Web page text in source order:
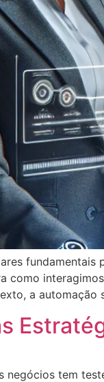
fundamentais
como
a automação
negócios tem